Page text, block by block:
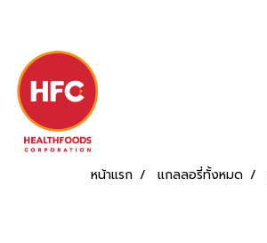
หน้าแรก แกลลอรี่ทั้งหมด